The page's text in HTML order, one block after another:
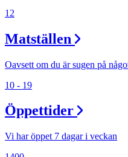
Sök
12
Matställen
Oavsett om du är sugen på
10 - 19
Öppettider
Vi har öppet 7 dagar i veckan